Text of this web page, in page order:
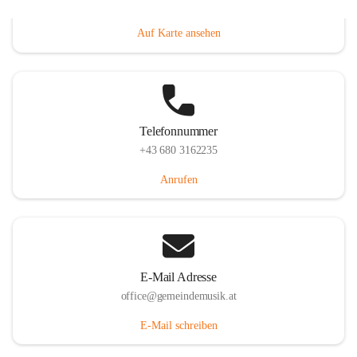
Auf Karte ansehen
Telefonnummer
+43 680 3162235
Anrufen
E-Mail Adresse
office@gemeindemusik.at
E-Mail schreiben